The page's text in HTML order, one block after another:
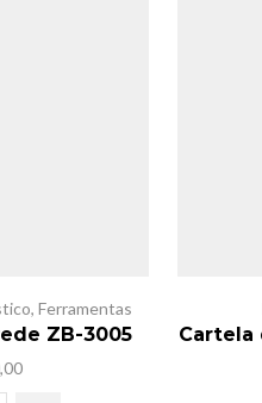
, Ferramentas
ZB-3005
Cartela